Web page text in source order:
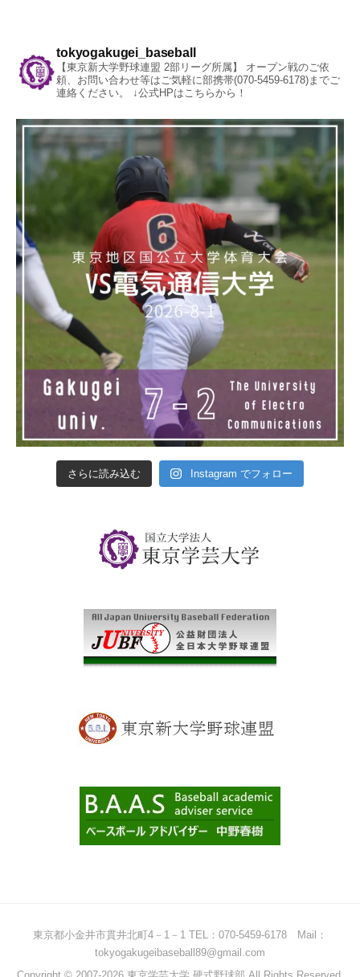
tokyogakugei_baseball
【東京新大学野球連盟 2部リーグ所属】
オープン戦のご依
頼、お問い合わせ等はご気軽に部携帯(070-5459-6178)までご
連絡ください。
↓公式HPはこちらから！
さらに読み込む Instagram でフォロー
東京都小金井市貫井北町4－1－1 TEL：070-5459-6178 Mail：
tokyogakugeibaseball89@gmail.com